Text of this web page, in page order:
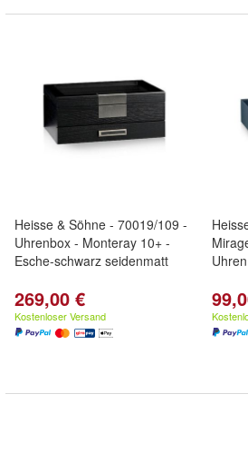
Heisse & Söhne - 70019/109 -
Uhrenbox - Monteray 10+ -
Esche-schwarz seidenmatt
269,00 €
Kostenloser Versand